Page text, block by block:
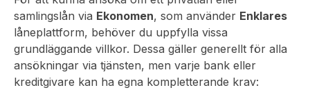
samlingslån via Ekonomen, som använder Enklares
låneplattform, behöver du uppfylla vissa
grundläggande villkor. Dessa gäller generellt för alla
ansökningar via tjänsten, men varje bank eller
kreditgivare kan ha egna kompletterande krav: